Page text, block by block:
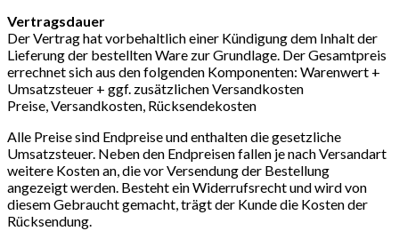
Vertragsdauer
Der Vertrag hat vorbehaltlich einer Kündigung dem Inhalt der
Lieferung der bestellten Ware zur Grundlage. Der Gesamtpreis
errechnet sich aus den folgenden Komponenten: Warenwert +
Umsatzsteuer + ggf. zusätzlichen Versandkosten
Preise, Versandkosten, Rücksendekosten
Alle Preise sind Endpreise und enthalten die gesetzliche
Umsatzsteuer. Neben den Endpreisen fallen je nach Versandart
weitere Kosten an, die vor Versendung der Bestellung
angezeigt werden. Besteht ein Widerrufsrecht und wird von
diesem Gebraucht gemacht, trägt der Kunde die Kosten der
Rücksendung.